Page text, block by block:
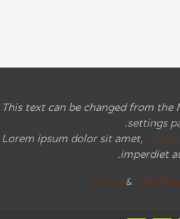
This text can be changed from the
settings
Lorem ipsum dolor sit amet,
imperdiet
Nirvana&